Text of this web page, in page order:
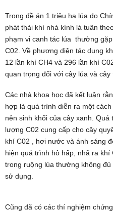
Trong đề án 1 triệu ha lúa do
phát thải khí nhà kính là tuân
phạm vi canh tác lúa thường
C02. Về phương diện tác dụng
12 lần khí CH4 và 296 lần khí
quan trọng đối với cây lúa và cây
Các nhà khoa học đã kết luận
hợp là quá trình diễn ra một
nên sinh khối của cây xanh.
lượng C02 cung cấp cho cây
khí C02 , hơi nước và ánh sáng
hiện quá trình hô hấp, nhã ra
trong ruộng lúa thường không
sử dụng.
Cũng đã có các thí nghiệm